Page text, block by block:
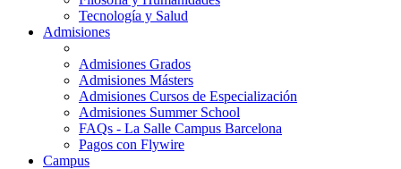
Tecnología y Salud
Admisiones
Admisiones Grados
Admisiones Másters
Admisiones Cursos de Especialización
Admisiones Summer School
FAQs - La Salle Campus Barcelona
Pagos con Flywire
Campus